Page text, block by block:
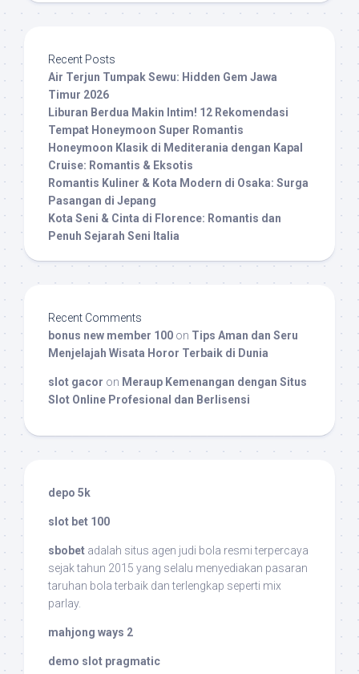
Recent Posts
Air Terjun Tumpak Sewu: Hidden Gem Jawa
Timur 2026
Liburan Berdua Makin Intim! 12 Rekomendasi
Tempat Honeymoon Super Romantis
Honeymoon Klasik di Mediterania dengan Kapal
Cruise: Romantis & Eksotis
Romantis Kuliner & Kota Modern di Osaka: Surga
Pasangan di Jepang
Kota Seni & Cinta di Florence: Romantis dan
Penuh Sejarah Seni Italia
Recent Comments
bonus new member 100 on Tips Aman dan Seru
Menjelajah Wisata Horor Terbaik di Dunia
slot gacor on Meraup Kemenangan dengan Situs
Slot Online Profesional dan Berlisensi
depo 5k
slot bet 100
sbobet adalah situs agen judi bola resmi terpercaya
sejak tahun 2015 yang selalu menyediakan pasaran
taruhan bola terbaik dan terlengkap seperti mix
parlay.
mahjong ways 2
demo slot pragmatic